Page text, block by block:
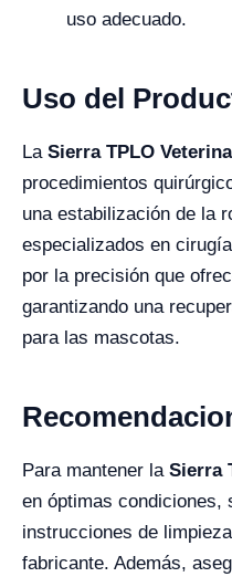
uso adecuado.
Uso del
La Sierra TPLO
procedimientos
una estabilización de la
especializados en
por la precisión que
garantizando una
para las mascotas.
Para mantener la Sierra
en óptimas condiciones,
instrucciones de
fabricante. Además,